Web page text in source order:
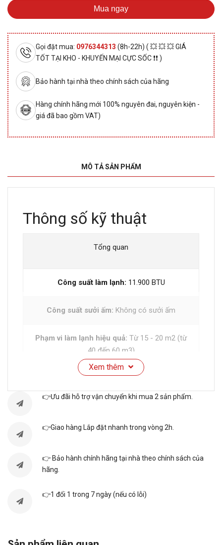
Mua ngay
Gọi đặt mua: 0976344313 (8h-22h) ( 💥 💥 💥 GIÁ
TỐT TẠI KHO - KHUYẾN MẠI CỰC SỐC ❗❗ )
Bảo hành tại nhà theo chính sách của hãng
Hàng chính hãng mới 100% nguyên đai, nguyên kiện -
giá đã bao gồm VAT)
MÔ TẢ SẢN PHẨM
Thông số kỹ thuật
Tổng quan
Công suất làm lạnh: 11.900 BTU
Công suất sưởi ấm: Không có sưởi ấm
Phạm vi làm lạnh hiệu quả: Từ 15 - 20 m2 (từ
40 đến 60 m3)
Công nghệ Inverter:Điều hòa Inverter
Công suất tiêu thụ điện trung bình: 1.22 kW/h
Nhãn năng lượng tiết kiệm điện:5 sao (Hiệu
Tiện ích:
Xem thêm
👉Ưu đãi hỗ trợ vận chuyển khi mua 2 sản phẩm.
👉Giao hàng Lắp đặt nhanh trong vòng 2h.
👉 Bảo hành chính hãng tại nhà theo chính sách của
hãng.
👉1 đổi 1 trong 7 ngày (nếu có lỗi)